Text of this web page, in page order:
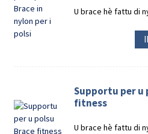
U brace hè fattu di
Supportu per u
fitness
U brace hè fattu di